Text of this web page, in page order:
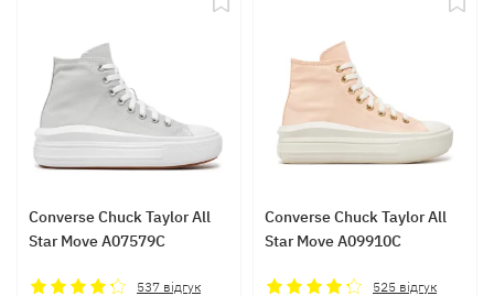
Converse Chuck Taylor All
Star Move A07579C
537 відгук
Converse Chuck Taylor All
Star Move A09910C
525 відгук